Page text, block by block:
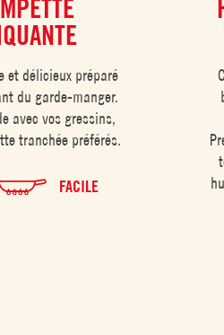
et délicieux préparé
du garde-manger.
avec vos gressins,
tranchée préférés.
FACILE